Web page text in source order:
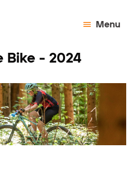
Menu
Bike - 2024